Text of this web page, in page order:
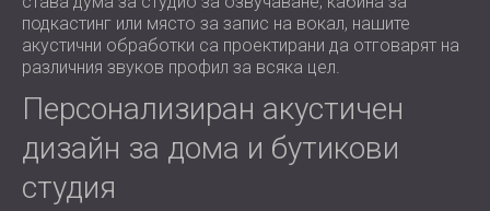
подкастинг или място за запис на вокал, нашите
акустични обработки са проектирани да отговарят на
различния звуков профил за всяка цел.
Персонализиран акустичен
дизайн за дома и бутикови
студия